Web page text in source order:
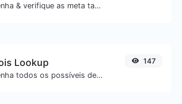
Obtenha & verifique as meta tags de qualquer site.
Lookup
Obtenha todos os possíveis detalhes sobre um nome de domínio.
147